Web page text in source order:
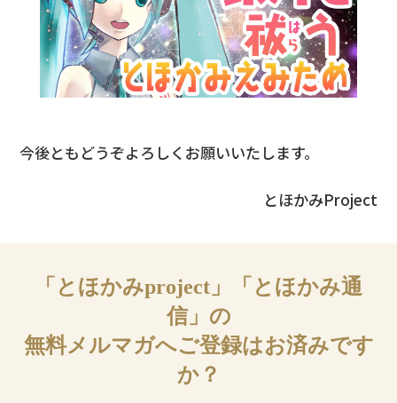
今後ともどうぞよろしくお願いいたします。
とほかみProject
「とほかみproject」「とほかみ通
信」の
無料メルマガへご登録はお済みです
か？